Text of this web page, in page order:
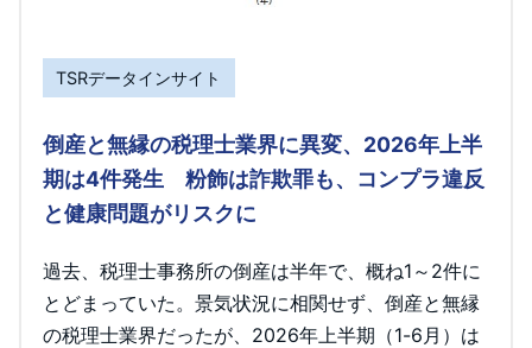
TSRデータインサイト
倒産と無縁の税理士業界に異変、2026年上半
期は4件発生 粉飾は詐欺罪も、コンプラ違反
と健康問題がリスクに
過去、税理士事務所の倒産は半年で、概ね1～2件に
とどまっていた。景気状況に相関せず、倒産と無縁
の税理士業界だったが、2026年上半期（1-6月）は